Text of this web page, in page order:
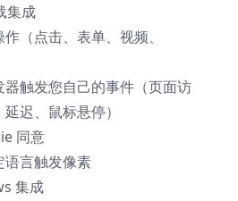
集成
（点击、表单、视频、
触发您自己的事件（页面访
迟、鼠标悬停）
同意
语言触发像素
集成